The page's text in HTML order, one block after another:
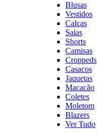
Blusas
Vestidos
Calças
Saias
Shorts
Camisas
Croppeds
Casacos
Jaquetas
Macacão
Coletes
Moletom
Blazers
Ver Tudo